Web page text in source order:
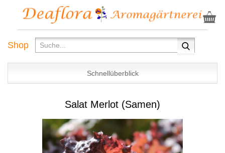
Shop
Schnellüberblick
Salat Merlot (Samen)